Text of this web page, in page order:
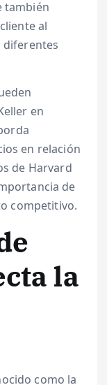
también
al
diferentes
en
en relación
de Harvard
de
competitivo.
la
como la